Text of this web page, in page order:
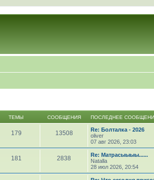
ТЕМЫ СООБЩЕНИЯ ПОСЛЕДНЕЕ
179 13508
Re: Болталка - 2026
oliver
07 авг 2026, 23:03
181 2838
Re: Матрасыыыы......
Natalla
28 июл 2026, 20:54